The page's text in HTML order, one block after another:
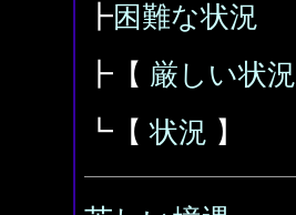
┣困難な状況
┣【 厳しい状況
┗【状況 】